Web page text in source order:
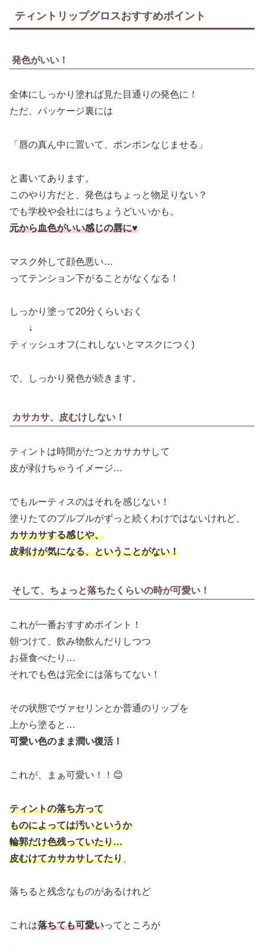
ティントリップグロスおすすめポイント
発色がいい！
全体にしっかり塗れば見た目通りの発色に！
ただ、パッケージ裏には
「唇の真ん中に置いて、ポンポンなじませる」
と書いてあります。
このやり方だと、発色はちょっと物足りない？
でも学校や会社にはちょうどいいかも。
元から血色がいい感じの唇に♥
マスク外して顔色悪い…
ってテンション下がることがなくなる！
しっかり塗って20分くらいおく
↓
ティッシュオフ(これしないとマスクにつく)
で、しっかり発色が続きます。
カサカサ、皮むけしない！
ティントは時間がたつとカサカサして
皮が剥けちゃうイメージ…
でもルーティスのはそれを感じない！
塗りたてのプルプルがずっと続くわけではないけれど、
カサカサする感じや、
皮剥けが気になる、ということがない！
そして、ちょっと落ちたくらいの時が可愛い！
これが一番おすすめポイント！
朝つけて、飲み物飲んだりしつつ
お昼食べたり…
それでも色は完全には落ちてない！
その状態でヴァセリンとか普通のリップを
上から塗ると…
可愛い色のまま潤い復活！
これが、まぁ可愛い！！😊
ティントの落ち方って
ものによっては汚いというか
輪郭だけ色残っていたり…
皮むけてカサカサしてたり
落ちると残念なものがあるけれど
これは落ちても可愛いってところが